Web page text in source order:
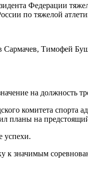
Федерации
по тяжелой
Сармачев, Тимофей
на должность
комитета
планы на
успехи.
к значимым